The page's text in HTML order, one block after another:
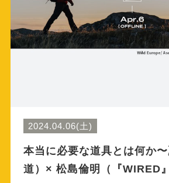
2024.04.06(土)
本当に必要な道具とは何か
道）× 松島倫明（『WIRED